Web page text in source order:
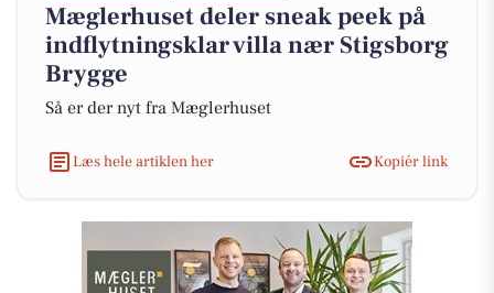
Mæglerhuset deler sneak peek på
indflytningsklar villa nær Stigsborg
Brygge
Så er der nyt fra Mæglerhuset
Læs hele artiklen her Kopiér link